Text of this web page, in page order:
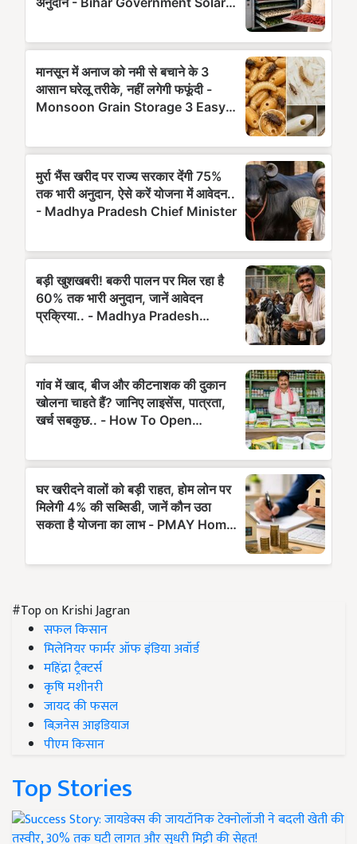
#Top on Krishi Jagran
सफल किसान
मिलेनियर फार्मर ऑफ इंडिया अवॉर्ड
महिंद्रा ट्रैक्टर्स
कृषि मशीनरी
जायद की फसल
बिज़नेस आइडियाज
पीएम किसान
Top Stories